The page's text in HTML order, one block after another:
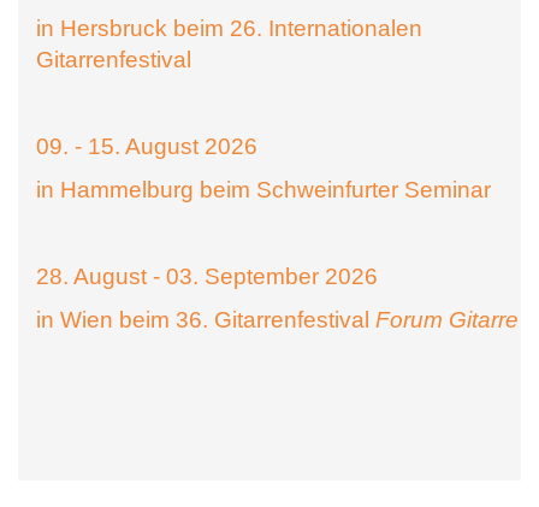
in Hersbruck beim 26. Internationalen
Gitarrenfestival
09. - 15. August 2026
in Hammelburg beim Schweinfurter Seminar
28. August - 03. September 2026
in Wien beim 36. Gitarrenfestival Forum Gitarre